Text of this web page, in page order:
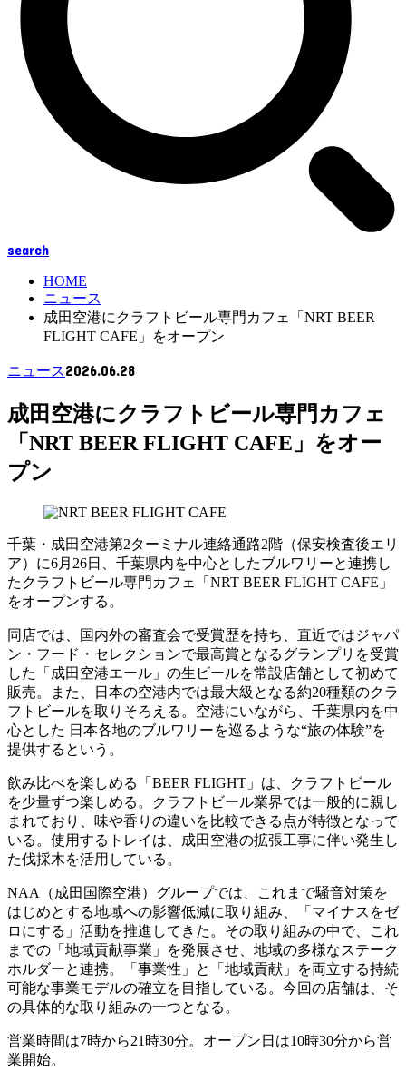
search
HOME
ニュース
成田空港にクラフトビール専門カフェ「NRT BEER
FLIGHT CAFE」をオープン
ニュース2026.06.28
成田空港にクラフトビール専門カフェ
「NRT BEER FLIGHT CAFE」をオー
プン
千葉・成田空港第2ターミナル連絡通路2階（保安検査後エリ
ア）に6月26日、千葉県内を中心としたブルワリーと連携し
たクラフトビール専門カフェ「NRT BEER FLIGHT CAFE」
をオープンする。
同店では、国内外の審査会で受賞歴を持ち、直近ではジャパ
ン・フード・セレクションで最高賞となるグランプリを受賞
した「成田空港エール」の生ビールを常設店舗として初めて
販売。また、日本の空港内では最大級となる約20種類のクラ
フトビールを取りそろえる。空港にいながら、千葉県内を中
心とした 日本各地のブルワリーを巡るような“旅の体験”を
提供するという。
飲み比べを楽しめる「BEER FLIGHT」は、クラフトビール
を少量ずつ楽しめる。クラフトビール業界では一般的に親し
まれており、味や香りの違いを比較できる点が特徴となって
いる。使用するトレイは、成田空港の拡張工事に伴い発生し
た伐採木を活用している。
NAA（成田国際空港）グループでは、これまで騒音対策を
はじめとする地域への影響低減に取り組み、「マイナスをゼ
ロにする」活動を推進してきた。その取り組みの中で、これ
までの「地域貢献事業」を発展させ、地域の多様なステーク
ホルダーと連携。「事業性」と「地域貢献」を両立する持続
可能な事業モデルの確立を目指している。今回の店舗は、そ
の具体的な取り組みの一つとなる。
営業時間は7時から21時30分。オープン日は10時30分から営
業開始。